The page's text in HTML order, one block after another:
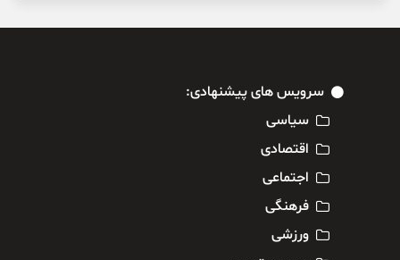
سرویس های پیشنهادی:
سیاسی
اقتصادی
اجتماعی
فرهنگی
ورزشی